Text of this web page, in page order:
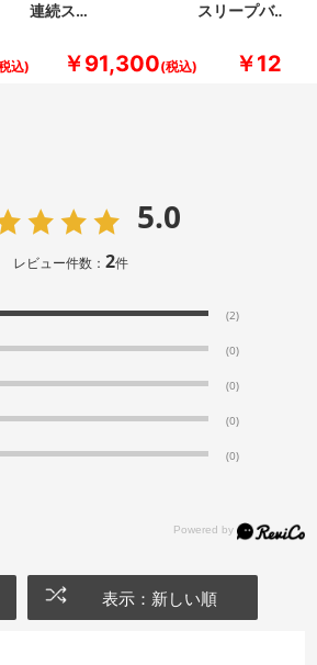
連続ス…
￥91,300
スリープバ…
￥
5.0
レビュー件数：2件
(2)
(0)
(0)
(0)
(0)
表示：新しい順